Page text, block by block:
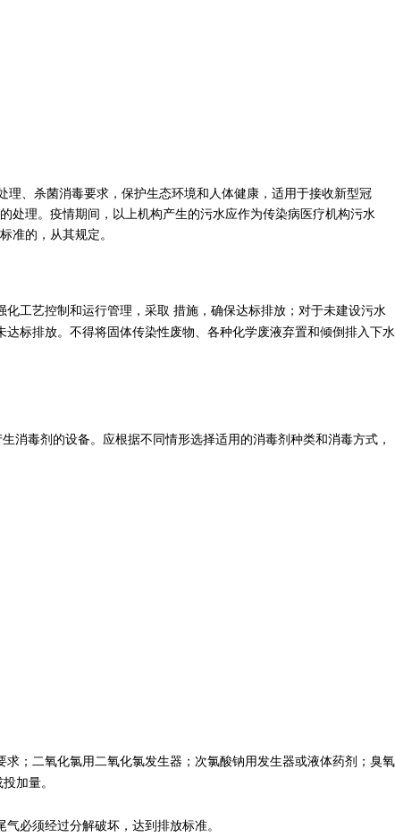
、杀菌消毒要求，保护生态环境和人体健康， 适用于接收新型冠
处理。疫情期间，以上机构产生的污水应作为传染病医疗机构污水
准的，从其规定。
工艺控制和运行管理，采取 措施，确保达标排放；对于未建设污水
标排放。不得将固体传染性废物、各种化学废液弃置和倾倒排入下水
消毒剂的设备。应根据不同情形选择适用的消毒剂种类和消毒方式，
；二氧化氯用二氧化氯发生器；次氯酸钠用发生器或液体药剂；臭氧
加量。
必须经过分解破坏，达到排放标准。